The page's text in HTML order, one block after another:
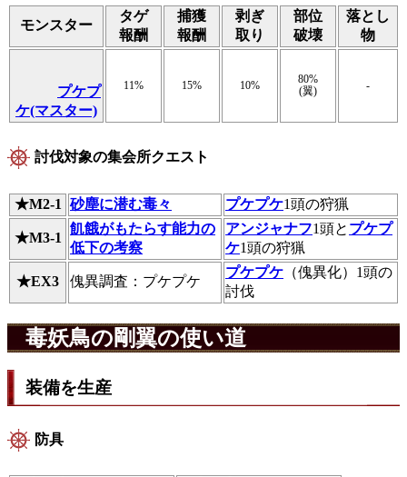
モンスター
タゲ
報酬
捕獲
報酬
剥ぎ
取り
部位
破壊
落とし
物
プケプ
ケ(マスター)
11% 15% 10%
80%
(翼)
-
討伐対象の集会所クエスト
★M2-1 砂塵に潜む毒々 プケプケ1頭の狩猟
★M3-1
飢餓がもたらす能力の
低下の考察
アンジャナフ1頭と プケプ
ケ1頭の狩猟
★EX3 傀異調査：プケプケ
プケプケ （傀異化）1頭の
討伐
毒妖鳥の剛翼の使い道
装備を生産
防具